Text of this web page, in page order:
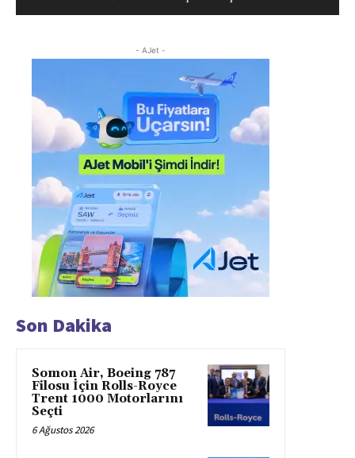
- AJet -
Son Dakika
Somon Air, Boeing 787
Filosu İçin Rolls-Royce
Trent 1000 Motorlarını
Seçti
6 Ağustos 2026